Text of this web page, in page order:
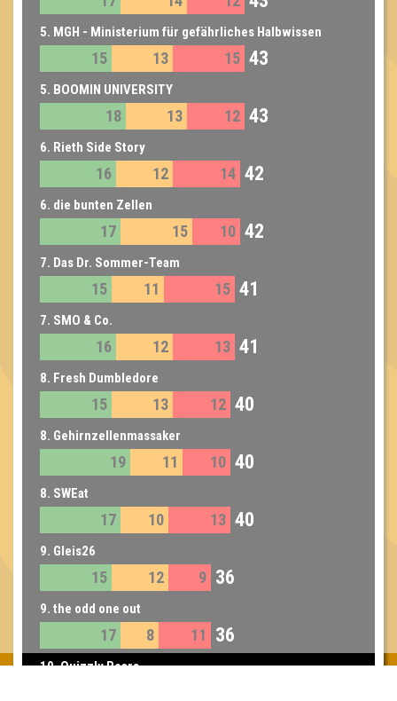
5. MGH - Ministerium für gefährliches Halbwissen
15 13 15 43
5. BOOMIN UNIVERSITY
18 13 12 43
6. Rieth Side Story
16 12 14 42
6. die bunten Zellen
17 15 10 42
7. Das Dr. Sommer-Team
15 11 15 41
7. SMO & Co.
16 12 13 41
8. Fresh Dumbledore
15 13 12 40
8. Gehirnzellenmassaker
19 11 10 40
8. SWEat
17 10 13 40
9. Gleis26
15 12 9 36
9. the odd one out
17 8 11 36
10. Quizzly Bears